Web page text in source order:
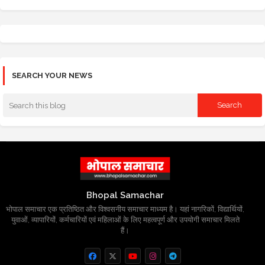
SEARCH YOUR NEWS
Bhopal Samachar
भोपाल समाचार एक प्रतिष्ठित और विश्वसनीय समाचार माध्यम है। यहां नागरिकों, विद्यार्थियों,
युवाओं, व्यापारियों, कर्मचारियों एवं महिलाओं के लिए महत्वपूर्ण और उपयोगी समाचार मिलते
हैं।